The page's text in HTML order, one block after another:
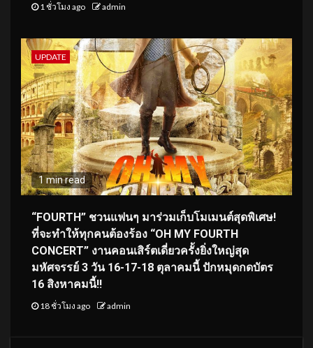
1 ชั่วโมง ago admin
UPDATE
1 min read
“FOURTH” ชวนแฟนๆ มาร่วมเก็บโมเมนต์สุดพิเศษ!
ที่จะทำให้ทุกคนต้องร้อง “OH MY FOURTH
CONCERT” งานคอนเสิร์ตเดี่ยวครั้งยิ่งใหญ่สุด
มหัศจรรย์ 3 วัน 16-17-18 ตุลาคมนี้ ปักหมุดกดบัตร
16 สิงหาคมนี้!!
18 ชั่วโมง ago admin